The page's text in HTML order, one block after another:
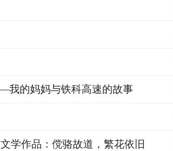
我的妈妈与铁科高速的故事
学作品：傥骆故道，繁花依旧